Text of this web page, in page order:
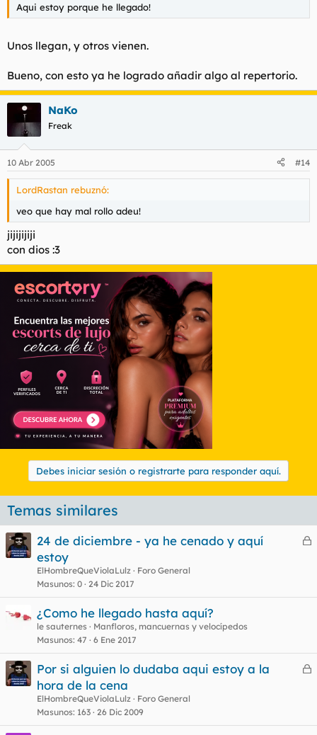
Aqui estoy porque he llegado!
Unos llegan, y otros vienen.
Bueno, con esto ya he logrado añadir algo al repertorio.
NaKo
Freak
10 Abr 2005 #14
LordRastan rebuznó:
veo que hay mal rollo adeu!
jijijijiji
con dios :3
Debes iniciar sesión o registrarte para responder aquí.
Temas similares
C
a
24 de diciembre - ya he cenado y aquí
estoy
ElHombreQueViolaLulz
Foro General
Masunos 0 24 Dic 2017
¿Como he llegado hasta aquí?
le sauternes
Manfloros, mancuernas y velocípedos
Masunos 47 6 Ene 2017
C
a
Por si alguien lo dudaba aqui estoy a la
hora de la cena
ElHombreQueViolaLulz
Foro General
Masunos 163 26 Dic 2009